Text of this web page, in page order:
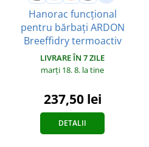
Hanorac funcțional
pentru bărbați ARDON
Breeffidry termoactiv
LIVRARE ÎN 7 ZILE
marți 18. 8. la tine
237,50 lei
DETALII